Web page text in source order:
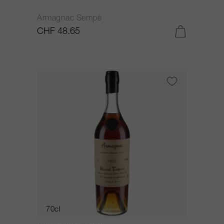
Armagnac Sempé
CHF 48.65
70cl